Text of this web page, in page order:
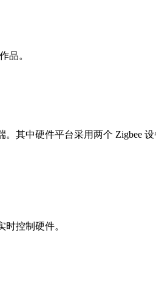
品。
其中硬件平台采用两个 Zigbee
控制硬件。